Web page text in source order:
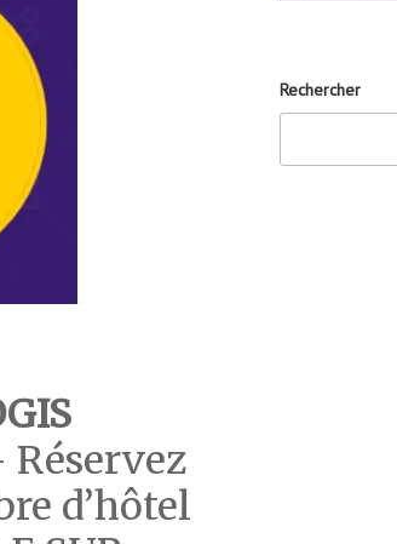
Réservez
d’hôtel
Rechercher